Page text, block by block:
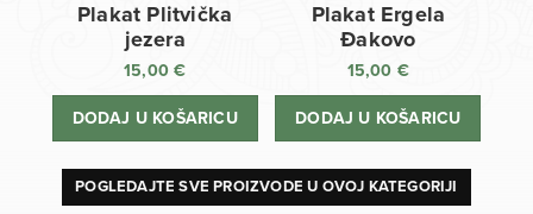
Plakat Plitvička
jezera
15,00€
DODAJ U KOŠARICU
Plakat Ergela
Đakovo
15,00 €
DODAJ U KOŠARICU
POGLEDAJTE SVE PROIZVODE U OVOJ KATEGORIJI